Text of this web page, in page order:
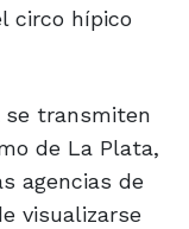
circo hípico
se transmiten
de La Plata,
agencias de
visualizarse